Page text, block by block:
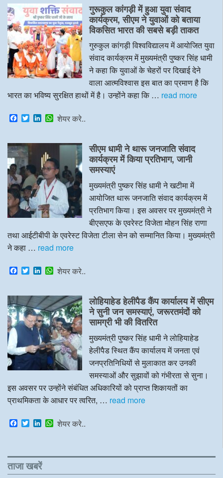
b
o
k
t
e
r
e
d
I
n
s
A
p
p
गुरूकुल कांगड़ी में हुआ युवा संवाद
कार्यक्रम, सीएम ने युवाओं को बताया
विकसित भारत की सबसे बड़ी ताकत
गुरुकुल कांगड़ी विश्वविद्यालय में आयोजित युवा
संवाद कार्यक्रम में मुख्यमंत्री पुष्कर सिंह धामी
ने कहा कि युवाओं के चेहरों पर दिखाई देने
वाला आत्मविश्वास इस बात का प्रमाण है कि
भारत का भविष्य सुरक्षित हाथों में है। उन्होंने कहा कि … read more
F
a
e
b
o
o
k
T
w
t
e
r
L
k
e
d
I
n
W
t
A
p
p
शेयर करे..
सीएम धामी ने थारू जनजाति संवाद
कार्यक्रम में किया प्रतिभाग, जानी
समस्याएं
मुख्यमंत्री पुष्कर सिंह धामी ने खटीमा में
आयोजित थारू जनजाति संवाद कार्यक्रम में
प्रतिभाग किया। इस अवसर पर मुख्यमंत्री ने
बीएसएफ के एवरेस्ट विजेता मोहन सिंह राणा
तथा आईटीबीपी के एवरेस्ट विजेता टीला सेन को सम्मानित किया। मुख्यमंत्री
ने कहा … read more
F
a
e
b
o
o
k
T
w
t
t
e
r
L
k
e
d
I
n
W
t
s
A
p
p
शेयर करे..
लोहियाहेड हेलीपैड कैंप कार्यालय में सीएम
ने सुनी जन समस्याएं, जरूरतमंदों को
सामग्री भी की वितरित
मुख्यमंत्री पुष्कर सिंह धामी ने लोहियाहेड
हेलीपैड स्थित कैंप कार्यालय में जनता एवं
जनप्रतिनिधियों से मुलाकात कर उनकी
समस्याओं और सुझावों को गंभीरता से सुना।
इस अवसर पर उन्होंने संबंधित अधिकारियों को प्राप्त शिकायतों का
प्राथमिकता के आधार पर त्वरित, … read more
F
a
b
o
o
T
w
t
e
r
L
e
d
I
W
s
शेयर करे..
ताजा खबरें